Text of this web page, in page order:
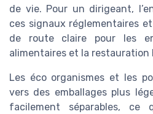
de vie. Pour un dirigeant,
ces signaux réglementaires
de route claire pour les
alimentaires et la restauration
Les éco organismes et les
vers des emballages plus
facilement séparables, ce